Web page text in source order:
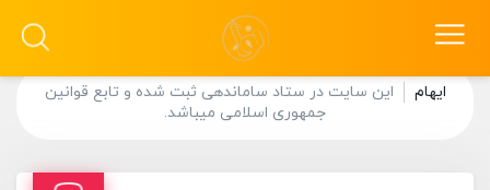
ایهام
این سایت در ستاد ساماندهی ثبت شده و تابع قوانین
جمهوری اسلامی میباشد.